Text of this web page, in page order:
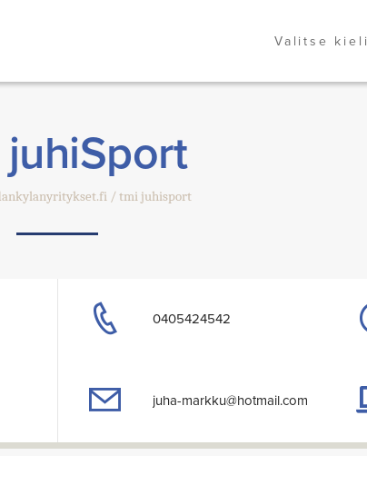
Valitse kieli
tmi juhisport
0405424542
juha-markku@hotmail.com